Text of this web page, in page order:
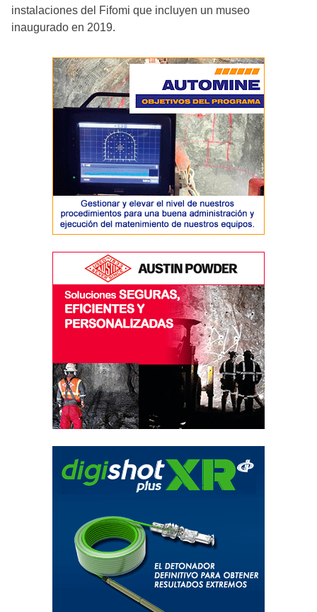
instalaciones del Fifomi que incluyen un museo
inaugurado en 2019.